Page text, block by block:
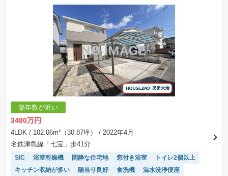
築年数が近い
3480万円
4LDK / 102.06m²（30.87坪）
/ 2022年4月
名鉄津島線「七宝」歩41分
SIC 浴室乾燥機 閑静な住宅地 窓付き浴室
トイレ2個以上
キッチン収納が多い
陽当り良好 食洗機
温水洗浄便座